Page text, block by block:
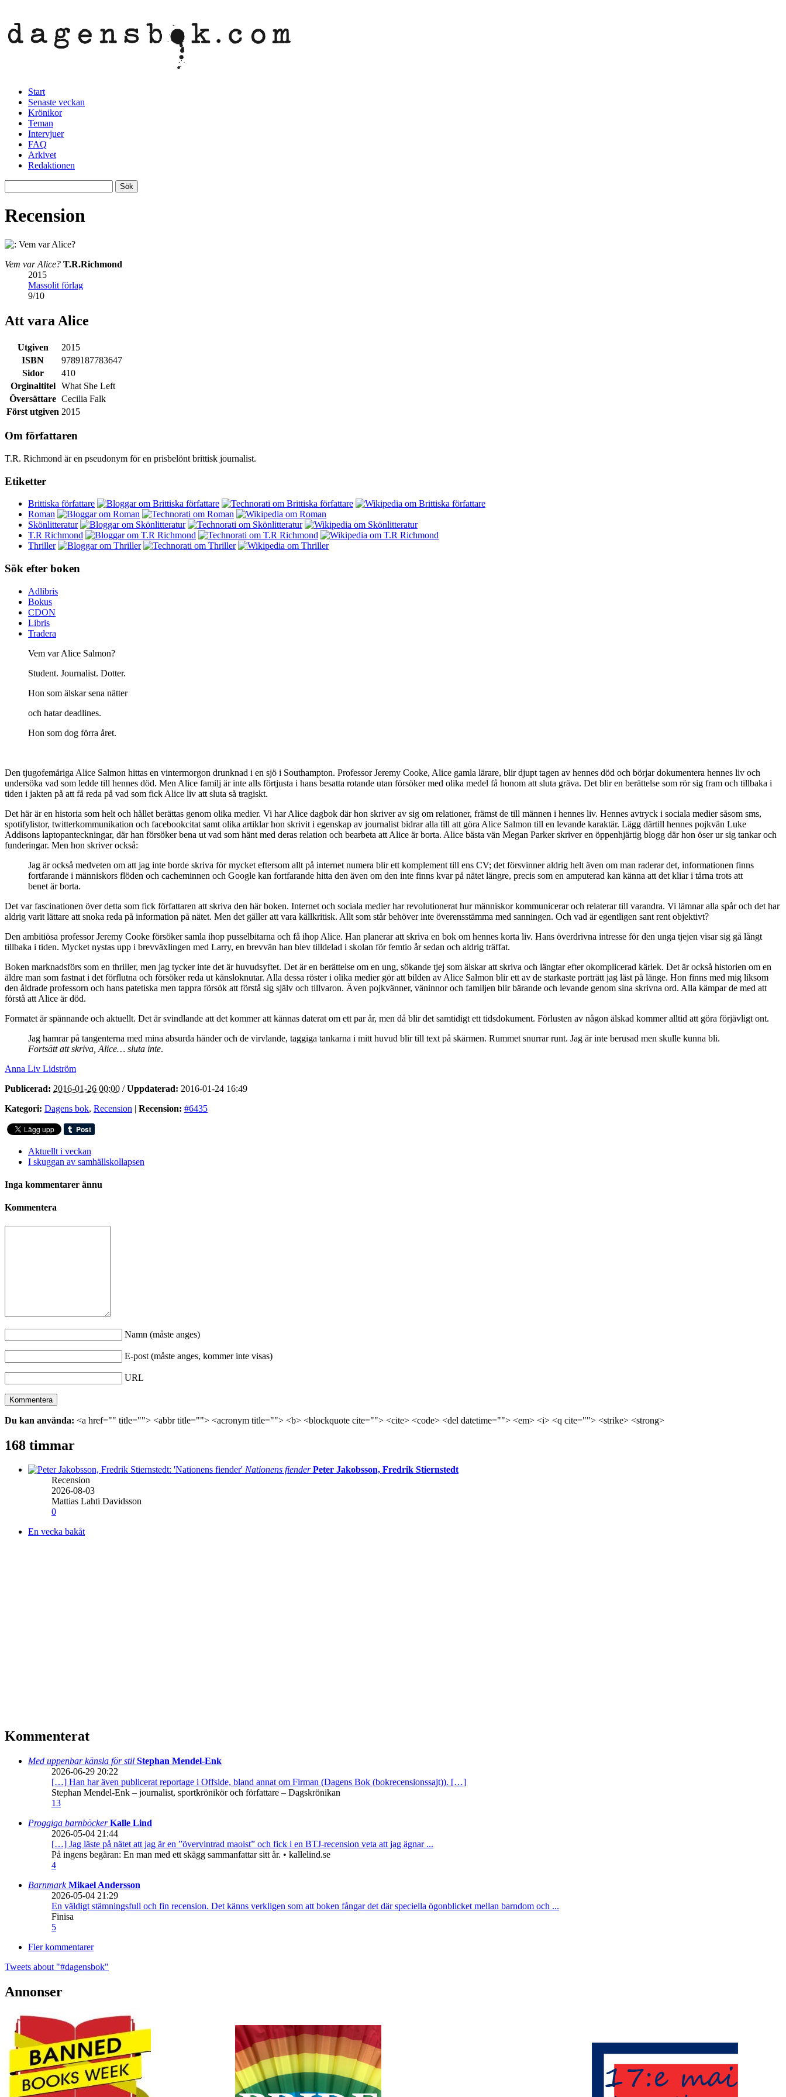
Start
Senaste veckan
Krönikor
Teman
Intervjuer
FAQ
Arkivet
Redaktionen
Recension
Vem var Alice? T.R.Richmond
2015
Massolit förlag
9/10
Att vara Alice
Utgiven
2015
ISBN
9789187783647
Sidor
410
Orginaltitel
What She Left
Översättare Cecilia Falk
Först utgiven 2015
Om författaren
T.R. Richmond är en pseudonym för en prisbelönt brittisk journalist.
Etiketter
Brittiska författare
Roman
Skönlitteratur
T.R Richmond
Thriller
Sök efter boken
Adlibris
Bokus
CDON
Libris
Tradera
Vem var Alice Salmon?
Student. Journalist. Dotter.
Hon som älskar sena nätter
och hatar deadlines.
Hon som dog förra året.
Den tjugofemåriga Alice Salmon hittas en vintermorgon drunknad i en sjö i Southampton. Professor Jeremy Cooke, Alice gamla lärare, blir djupt tagen av hennes död och börjar dokumentera hennes liv och
undersöka vad som ledde till hennes död. Men Alice familj är inte alls förtjusta i hans besatta rotande utan försöker med olika medel få honom att sluta gräva. Det blir en berättelse som rör sig fram och tillbaka i
tiden i jakten på att få reda på vad som fick Alice liv att sluta så tragiskt.
Det här är en historia som helt och hållet berättas genom olika medier. Vi har Alice dagbok där hon skriver av sig om relationer, främst de till männen i hennes liv. Hennes avtryck i sociala medier såsom sms,
spotifylistor, twitterkommunikation och facebookcitat samt olika artiklar hon skrivit i egenskap av journalist bidrar alla till att göra Alice Salmon till en levande karaktär. Lägg därtill hennes pojkvän Luke
Addisons laptopanteckningar, där han försöker bena ut vad som hänt med deras relation och bearbeta att Alice är borta. Alice bästa vän Megan Parker skriver en öppenhjärtig blogg där hon öser ur sig tankar och
funderingar. Men hon skriver också:
Jag är också medveten om att jag inte borde skriva för mycket eftersom allt på internet numera blir ett komplement till ens CV; det försvinner aldrig helt även om man raderar det, informationen finns
fortfarande i människors flöden och cacheminnen och Google kan fortfarande hitta den även om den inte finns kvar på nätet längre, precis som en amputerad kan känna att det kliar i tårna trots att
benet är borta.
Det var fascinationen över detta som fick författaren att skriva den här boken. Internet och sociala medier har revolutionerat hur människor kommunicerar och relaterar till varandra. Vi lämnar alla spår och det har
aldrig varit lättare att snoka reda på information på nätet. Men det gäller att vara källkritisk. Allt som står behöver inte överensstämma med sanningen. Och vad är egentligen sant rent objektivt?
Den ambitiösa professor Jeremy Cooke försöker samla ihop pusselbitarna och få ihop Alice. Han planerar att skriva en bok om hennes korta liv. Hans överdrivna intresse för den unga tjejen visar sig gå långt
tillbaka i tiden. Mycket nystas upp i brevväxlingen med Larry, en brevvän han blev tilldelad i skolan för femtio år sedan och aldrig träffat.
Boken marknadsförs som en thriller, men jag tycker inte det är huvudsyftet. Det är en berättelse om en ung, sökande tjej som älskar att skriva och längtar efter okomplicerad kärlek. Det är också historien om en
äldre man som fastnat i det förflutna och försöker reda ut känsloknutar. Alla dessa röster i olika medier gör att bilden av Alice Salmon blir ett av de starkaste porträtt jag läst på länge. Hon finns med mig liksom
den åldrade professorn och hans patetiska men tappra försök att förstå sig själv och tillvaron. Även pojkvänner, väninnor och familjen blir bärande och levande genom sina skrivna ord. Alla kämpar de med att
förstå att Alice är död.
Formatet är spännande och aktuellt. Det är svindlande att det kommer att kännas daterat om ett par år, men då blir det samtidigt ett tidsdokument. Förlusten av någon älskad kommer alltid att göra förjävligt ont.
Jag hamrar på tangenterna med mina absurda händer och de virvlande, taggiga tankarna i mitt huvud blir till text på skärmen. Rummet snurrar runt. Jag är inte berusad men skulle kunna bli.
Fortsätt att skriva, Alice… sluta inte.
Anna Liv Lidström
Publicerad: 2016-01-26 00:00 /Uppdaterad: 2016-01-24 16:49
Kategori: Dagens bok, Recension | Recension: #6435
Aktuellt i veckan
I skuggan av samhällskollapsen
Inga kommentarer ännu
Kommentera
Namn (måste anges)
E-post (måste anges, kommer inte visas)
URL
Du kan använda: <a href="" title=""> <abbr title=""> <acronym title=""> <b> <blockquote cite=""> <cite> <code> <del datetime=""> <em> <i> <q cite=""> <strike> <strong>
168 timmar
Nationens fiender Peter Jakobsson, Fredrik Stiernstedt
Recension
2026-08-03
Mattias Lahti Davidsson
0
En vecka bakåt
Kommenterat
Med uppenbar känsla för stil Stephan Mendel-Enk
2026-06-29 20:22
[…] Han har även publicerat reportage i Offside, bland annat om Firman (Dagens Bok (bokrecensionssajt)). […]
Stephan Mendel-Enk – journalist, sportkrönikör och författare – Dagskrönikan
13
Proggiga barnböckerKalle Lind
2026-05-04 21:44
[…] Jag läste på nätet att jag är en ”övervintrad maoist” och fick i en BTJ-recension veta att jag ägnar ...
På ingens begäran: En man med ett skägg sammanfattar sitt år. • kallelind.se
4
BarnmarkMikael Andersson
2026-05-04 21:29
En väldigt stämningsfull och fin recension. Det känns verkligen som att boken fångar det där speciella ögonblicket mellan barndom och ...
Finisa
5
Fler kommentarer
Tweets about "#dagensbok"
Annonser